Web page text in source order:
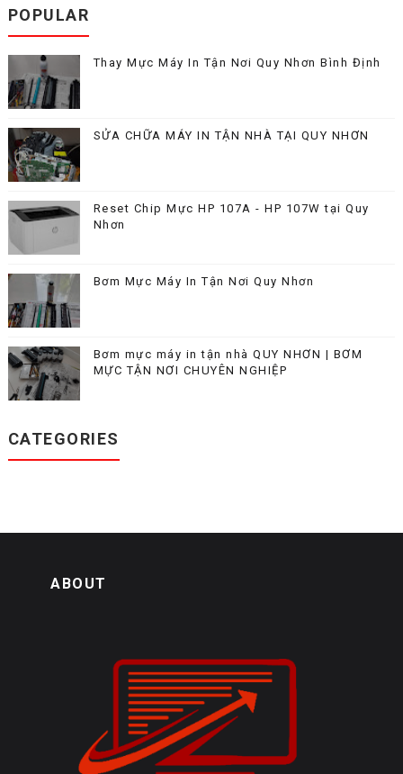
POPULAR
Thay Mực Máy In Tận Nơi Quy Nhơn Bình Định
SỬA CHỮA MÁY IN TẬN NHÀ TẠI QUY NHƠN
Reset Chip Mực HP 107A - HP 107W tại Quy
Nhơn
Bơm Mực Máy In Tận Nơi Quy Nhơn
Bơm mực máy in tận nhà QUY NHƠN | BƠM
MỰC TẬN NƠI CHUYÊN NGHIỆP
CATEGORIES
ABOUT